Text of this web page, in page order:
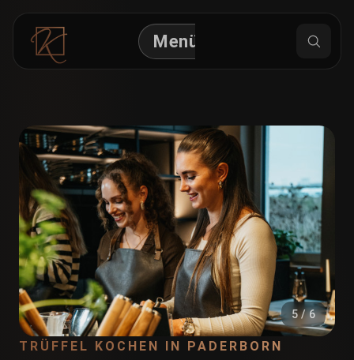
Menü
TRÜFFEL KOCHEN IN PADERBORN
5 / 6